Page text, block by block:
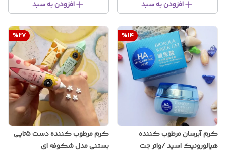
افزودن به سبد افزودن به سبد
%14
کرم آبرسان مرطوب کننده
هیالورونیک اسید /واتر جت
%27
کرم مرطوب کننده دست ۵تایی
بستنی مدل شکوفه ای